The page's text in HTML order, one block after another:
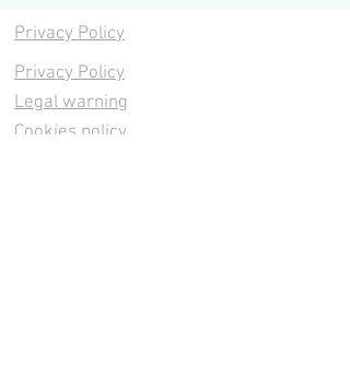
Privacy Policy
Privacy Policy
Legal warning
Cookies policy